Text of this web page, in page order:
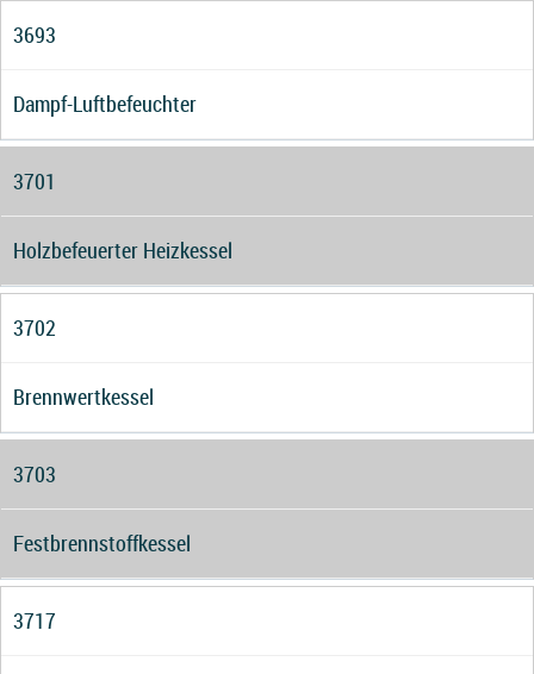
3693
Dampf-Luftbefeuchter
3701
Holzbefeuerter Heizkessel
3702
Brennwertkessel
3703
Festbrennstoffkessel
3717